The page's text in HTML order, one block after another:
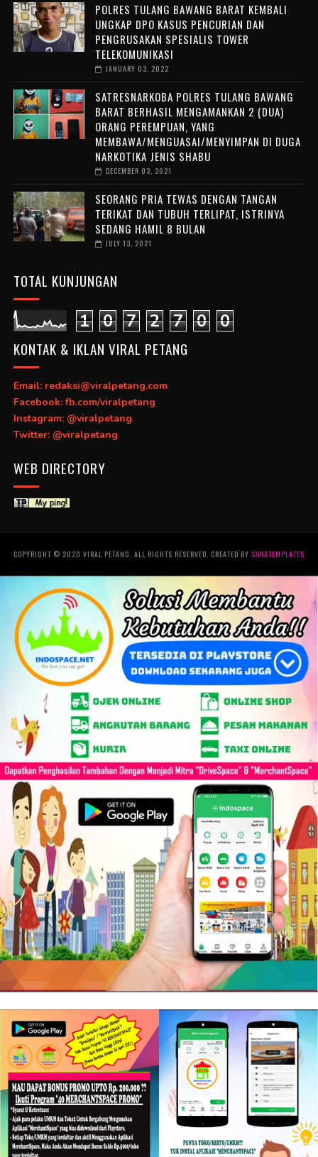
POLRES TULANG BAWANG BARAT KEMBALI
UNGKAP DPO KASUS PENCURIAN DAN
PENGRUSAKAN SPESIALIS TOWER
TELEKOMUNIKASI
JANUARY 03, 2022
SATRESNARKOBA POLRES TULANG BAWANG
BARAT BERHASIL MENGAMANKAN 2 (DUA)
ORANG PEREMPUAN, YANG
MEMBAWA/MENGUASAI/MENYIMPAN DI DUGA
NARKOTIKA JENIS SHABU
DECEMBER 03, 2021
SEORANG PRIA TEWAS DENGAN TANGAN
TERIKAT DAN TUBUH TERLIPAT, ISTRINYA
SEDANG HAMIL 8 BULAN
JULY 13, 2021
TOTAL KUNJUNGAN
1 0 7 2 7 0 0
KONTAK & IKLAN VIRAL PETANG
Email: redaksi@viralpetang.com
Facebook: fb.com/viralpetang
Instagram: @viralpetang
Twitter: @viralpetang
WEB DIRECTORY
COPYRIGHT © 2020 VIRAL PETANG. ALL RIGHTS RESERVED. CREATED BY SORATEMPLATES